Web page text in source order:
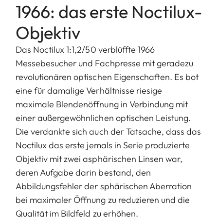
1966: das erste Noctilux-
Objektiv
Das Noctilux 1:1,2/50 verblüffte 1966
Messebesucher und Fachpresse mit geradezu
revolutionären optischen Eigenschaften. Es bot
eine für damalige Verhältnisse riesige
maximale Blendenöffnung in Verbindung mit
einer außergewöhnlichen optischen Leistung.
Die verdankte sich auch der Tatsache, dass das
Noctilux das erste jemals in Serie produzierte
Objektiv mit zwei asphärischen Linsen war,
deren Aufgabe darin bestand, den
Abbildungsfehler der sphärischen Aberration
bei maximaler Öffnung zu reduzieren und die
Qualität im Bildfeld zu erhöhen.